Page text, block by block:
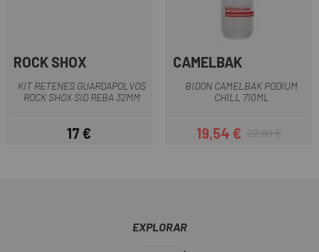
ROCK SHOX
KIT RETENES GUARDAPOLVOS
ROCK SHOX SID REBA 32MM
Precio
17 €
CAMELBAK
BIDON CAMELBAK PODIUM
CHILL 710ML
Precio
19,54 €Precio regular
22,99 €
EXPLORAR